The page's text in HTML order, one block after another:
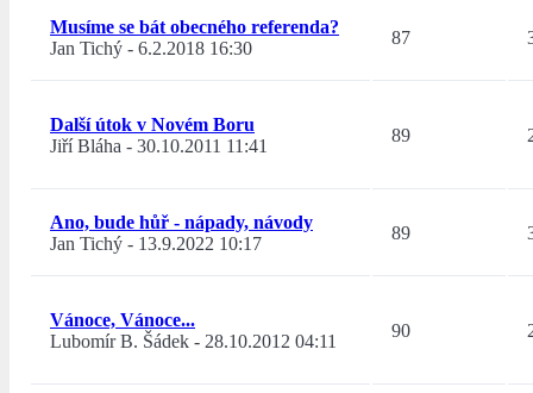
Musíme se bát obecného referenda?
Jan Tichý - 6.2.2018 16:30
87
Další útok v Novém Boru
Jiří Bláha - 30.10.2011 11:41
89
Ano, bude hůř - nápady, návody
Jan Tichý - 13.9.2022 10:17
89
Vánoce, Vánoce...
Lubomír B. Šádek - 28.10.2012 04:11
90